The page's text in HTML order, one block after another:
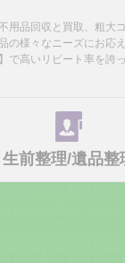
用品回収と買取、粗大
の様々なニーズにお応え
で高いリピート率を誇
生前整理/遺品整